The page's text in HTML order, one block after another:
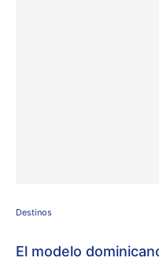
Destinos
El modelo